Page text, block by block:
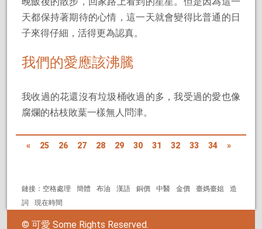
天都保持著期待的心情，這一天就會變得比普通的日
子來得仔細，活得更為認真。
我們的愛應該沸騰
我收過的花還沒有垃圾桶收過的多，我受過的愛也像
腐爛的枯枝敗葉一樣無人問津。
« 25 26 27 28 29 30 31 32 33 34 »
鏈接： 空格處理 簡體 布油 漢語 銅價 中醫 金價 臺媽臺姐
造
詞
現在時間
© 可愛 Some Rights Reserved.